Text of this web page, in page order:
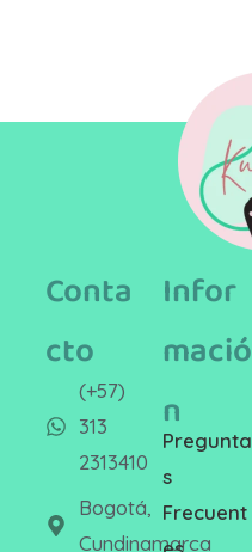
Conta
cto
(+57)
313
2313410
Bogotá,
Cundinamarca
Infor
mació
n
Pregunta
s
Frecuent